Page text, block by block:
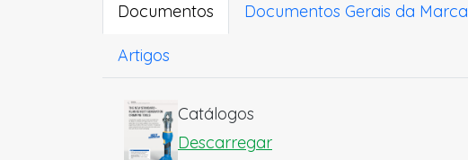
Documentos Documentos Gerais da Marca
Artigos
Catálogos
Descarregar